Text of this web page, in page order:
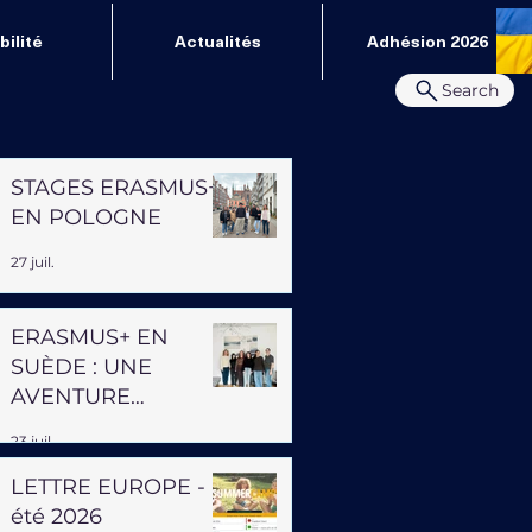
Search
Actualités Adhésion 2026
STAGES ERASMUS+
EN POLOGNE
27 juil.
ERASMUS+ EN
SUÈDE : UNE
AVENTURE
ET HUMAINE
23 juil.
LETTRE EUROPE -
été 2026